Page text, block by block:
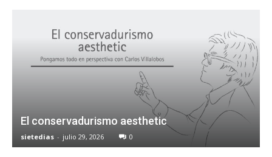
El conservadurismo aesthetic
sietedias - julio 29, 2026 0